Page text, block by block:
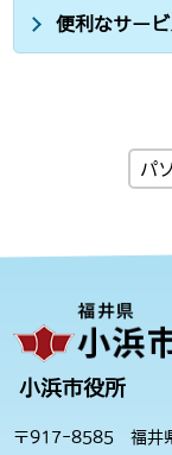
便利なサービ
パ
小浜市役所
〒917-8585 福井